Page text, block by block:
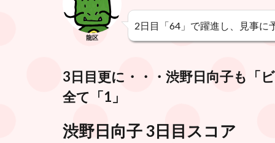
龍区
2日目「64」で躍進し、見事に
3日目更に・・・渋野日向子も「
全て「1」
渋野日向子 3日目スコア